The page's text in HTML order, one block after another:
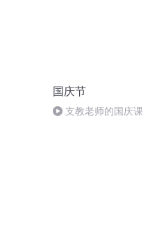
国庆节
支教老师的国庆课